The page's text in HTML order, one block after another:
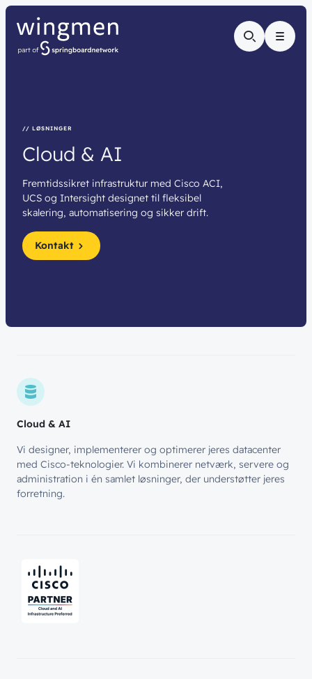
Menu
// LØSNINGER
Cloud & AI
Fremtidssikret infrastruktur med Cisco ACI,
UCS og Intersight designet til fleksibel
skalering, automatisering og sikker drift.
Kontakt
Cloud & AI
Vi designer, implementerer og optimerer jeres datacenter
med Cisco-teknologier. Vi kombinerer netværk, servere og
administration i én samlet løsninger, der understøtter jeres
forretning.